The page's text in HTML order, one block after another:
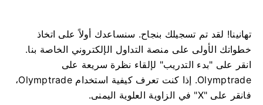
تهانينا! لقد تم تسجيلك بنجاح. سنساعدك أولاً على اتخاذ
خطواتك الأولى على منصة التداول الإلكتروني الخاصة بنا.
انقر على "بدء التدريب" لإلقاء نظرة سريعة على
Olymptrade. إذا كنت تعرف كيفية استخدام Olymptrade،
فانقر على "X" في الزاوية العلوية اليمنى.